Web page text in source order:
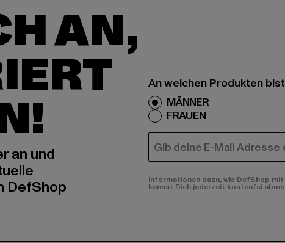
AN,
an und
DefShop
An welchen Produkten
MÄNNER
FRAUEN
E-MAIL
Informationen dazu, wie DefShop
kannst Dich jederzeit kostenfei